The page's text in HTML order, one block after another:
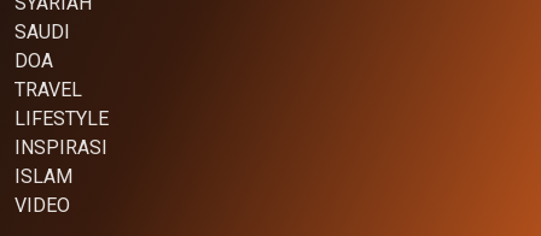
SAUDI
DOA
TRAVEL
LIFESTYLE
INSPIRASI
ISLAM
VIDEO